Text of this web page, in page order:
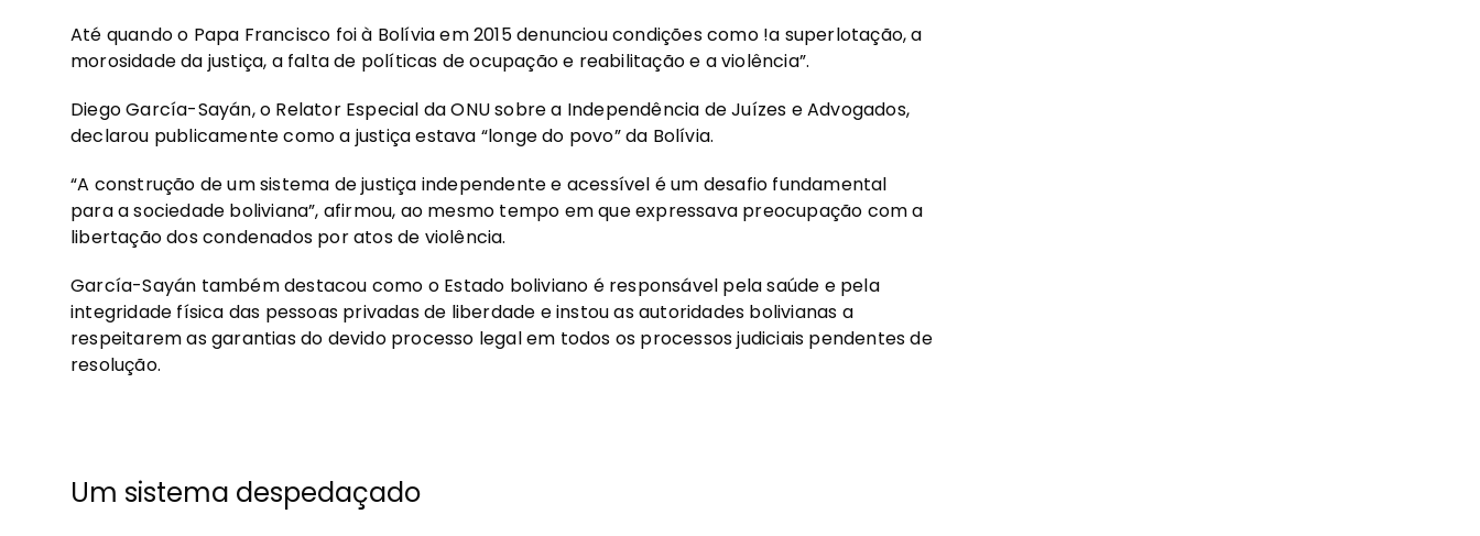
Até quando o Papa Francisco foi à Bolívia em 2015 denunciou condições como !a superlotação, a
morosidade da justiça, a falta de políticas de ocupação e reabilitação e a violência”.
Diego García-Sayán, o Relator Especial da ONU sobre a Independência de Juízes e Advogados,
declarou publicamente como a justiça estava “longe do povo” da Bolívia.
“A construção de um sistema de justiça independente e acessível é um desafio fundamental
para a sociedade boliviana”, afirmou, ao mesmo tempo em que expressava preocupação com a
libertação dos condenados por atos de violência.
García-Sayán também destacou como o Estado boliviano é responsável pela saúde e pela
integridade física das pessoas privadas de liberdade e instou as autoridades bolivianas a
respeitarem as garantias do devido processo legal em todos os processos judiciais pendentes de
resolução.
Um sistema despedaçado